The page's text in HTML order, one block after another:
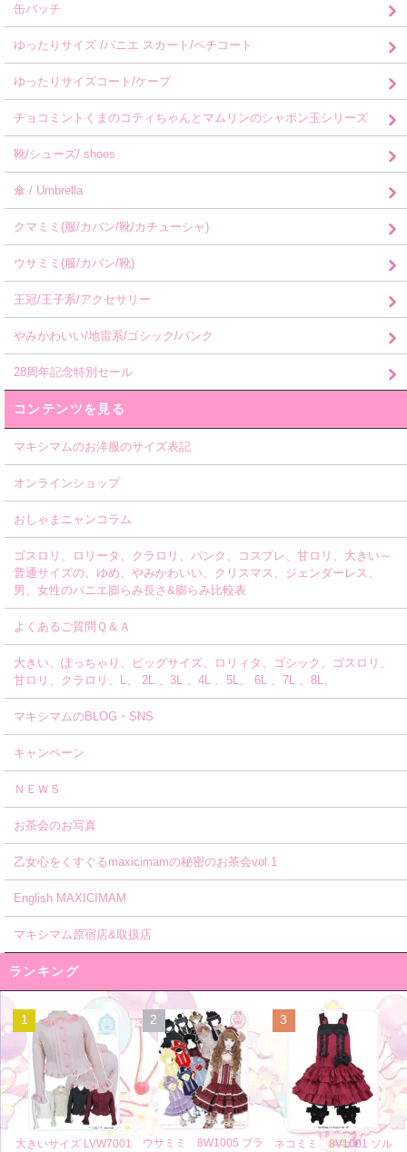
缶バッチ
ゆったりサイズ /パニエ スカート/ペチコート
ゆったりサイズコート/ケープ
チョコミントくまのコティちゃんとマムリンのシャボン玉シリーズ
靴/シューズ/ shoes
傘 / Umbrella
クマミミ(服/カバン/靴/カチューシャ)
ウサミミ(服/カバン/靴)
王冠/王子系/アクセサリー
やみかわいい/地雷系/ゴシック/パンク
28周年記念特別セール
コンテンツを見る
マキシマムのお洋服のサイズ表記
オンラインショップ
おしゃまニャンコラム
ゴスロリ、ロリータ、クラロリ、パンク、コスプレ、甘ロリ、大きい～
普通サイズの、ゆめ、やみかわいい、クリスマス、ジェンダーレス、
男、女性のパニエ膨らみ長さ&膨らみ比較表
よくあるご質問Ｑ＆Ａ
大きい、ぽっちゃり、ビッグサイズ、ロリィタ、ゴシック、ゴスロリ、
甘ロリ、クラロリ、L、 2L 、3L 、4L 、5L、 6L 、7L 、8L、
マキシマムのBLOG・SNS
キャンペーン
ＮＥＷＳ
お茶会のお写真
乙女心をくすぐるmaxicimamの秘密のお茶会vol.1
English MAXICIMAM
マキシマム原宿店&取扱店
ランキング
1
大きいサイズ LVW7001
2
ウサミミ 8W1005 ブラ
3
ネコミミ 8V1001 ソル